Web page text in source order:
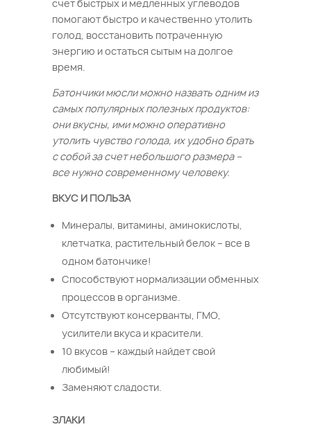
счет быстрых и медленных углеводов
помогают быстро и качественно утолить
голод, восстановить потраченную
энергию и остаться сытым на долгое
время.
Батончики мюсли можно назвать одним из
самых популярных полезных продуктов:
они вкусны, ими можно оперативно
утолить чувство голода, их удобно брать
с собой за счет небольшого размера –
все нужно современному человеку.
ВКУС И ПОЛЬЗА
Минералы, витамины, аминокислоты,
клетчатка, растительный белок – все в
одном батончике!
Способствуют нормализации обменных
процессов в организме.
Отсутствуют консерванты, ГМО,
усилители вкуса и красители.
10 вкусов – каждый найдет свой
любимый!
Заменяют сладости.
ЗЛАКИ